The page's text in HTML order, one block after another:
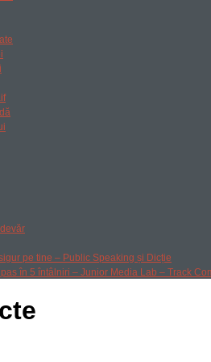
pe tine – Public Speaking și Dicție
în 5 întâlniri – Junior Media Lab – Track